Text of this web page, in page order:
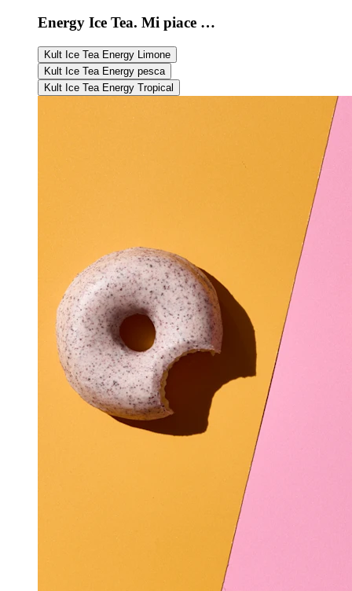
Energy Ice Tea. Mi piace …
Kult Ice Tea Energy Limone
Kult Ice Tea Energy pesca
Kult Ice Tea Energy Tropical